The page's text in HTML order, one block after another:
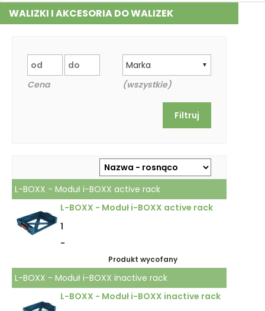
WALIZKI I AKCESORIA DO WALIZEK
Cena
▼
Marka
(wszystkie)
L-BOXX - Moduł i-BOXX active rack
L-BOXX - Moduł i-BOXX active rack
1
-
Produkt wycofany
L-BOXX - Moduł i-BOXX inactive rack
L-BOXX - Moduł i-BOXX inactive rack